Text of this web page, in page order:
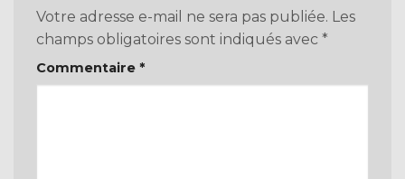
Votre adresse e-mail ne sera pas publiée. Les
champs obligatoires sont indiqués avec *
Commentaire *